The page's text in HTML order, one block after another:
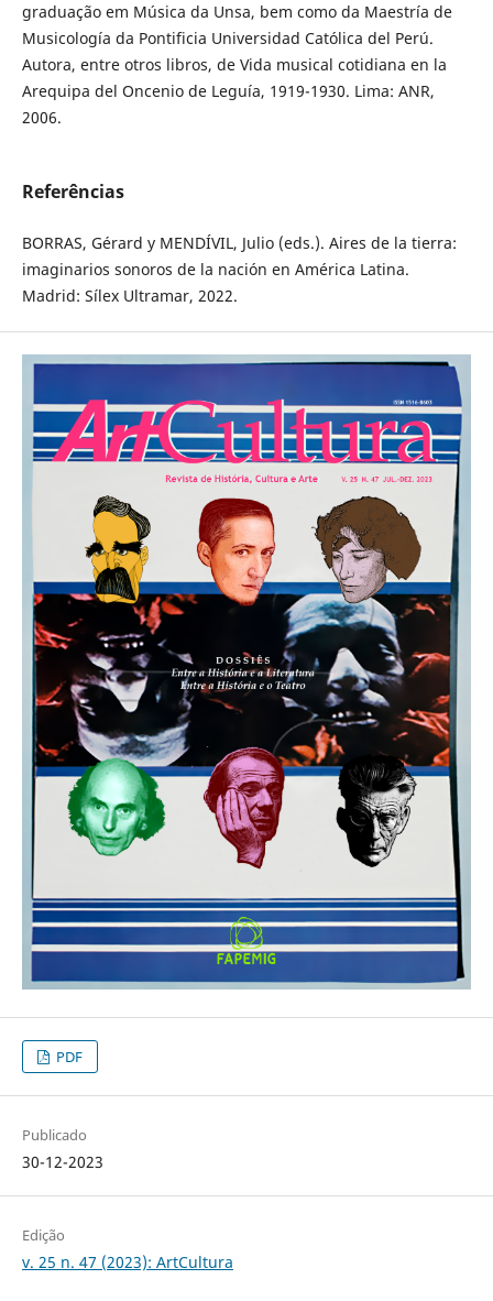
graduação em Música da Unsa, bem como da Maestría de
Musicología da Pontificia Universidad Católica del Perú.
Autora, entre otros libros, de Vida musical cotidiana en la
Arequipa del Oncenio de Leguía, 1919-1930. Lima: ANR,
2006.
Referências
BORRAS, Gérard y MENDÍVIL, Julio (eds.). Aires de la tierra:
imaginarios sonoros de la nación en América Latina.
Madrid: Sílex Ultramar, 2022.
PDF
Publicado
30-12-2023
Edição
v. 25 n. 47 (2023): ArtCultura